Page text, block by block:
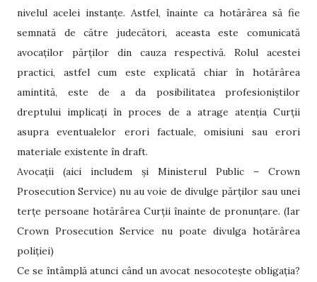
nivelul acelei instanțe. Astfel, înainte ca hotărârea să fie
semnată de către judecători, aceasta este comunicată
avocaților părților din cauza respectivă. Rolul acestei
practici, astfel cum este explicată chiar în hotărârea
amintită, este de a da posibilitatea profesioniștilor
dreptului implicați în proces de a atrage atenția Curții
asupra eventualelor erori factuale, omisiuni sau erori
materiale existente în draft.
Avocații (aici includem și Ministerul Public – Crown
Prosecution Service) nu au voie de divulge părților sau unei
terțe persoane hotărârea Curții înainte de pronunțare. (Iar
Crown Prosecution Service nu poate divulga hotărârea
poliției)
Ce se întâmplă atunci când un avocat nesocotește obligația?